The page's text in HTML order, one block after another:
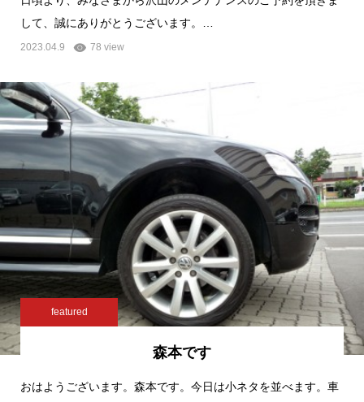
して、誠にありがとうございます。…
2023.04.9 78 view
featured
森本です
おはようございます。森本です。今日は小ネタを並べます。車